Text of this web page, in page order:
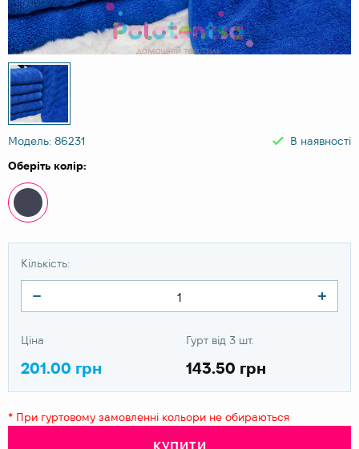
Модель: 86231
В наявності
Оберіть колір:
Кількість:
Ціна
201.00 грн
Гурт від 3 шт.
143.50 грн
* При гуртовому замовленні кольори не обираються